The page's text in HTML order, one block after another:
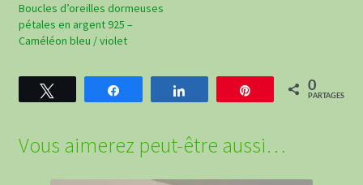
Boucles d’oreilles dormeuses
pétales en argent 925 –
Caméléon bleu / violet
Épingle 0
PARTAGES
Vous aimerez peut-être aussi…